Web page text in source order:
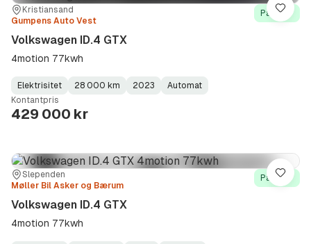
Sted:Kristiansand
Forhandler:
Gumpens Auto Vest
På lager
Volkswagen ID.4 GTX
4motion 77kwh
Fuel
Type:
Elektrisitet
Kilometerstand:
28 000 km
Model
Year:
2023
Gearbox
Type:
Automat
Kontantpris
429 000 kr
Lagre
Sted:
Slependen
Forhandler:
Møller Bil Asker og Bærum
På lager
Volkswagen ID.4 GTX
4motion 77kwh
Lagre